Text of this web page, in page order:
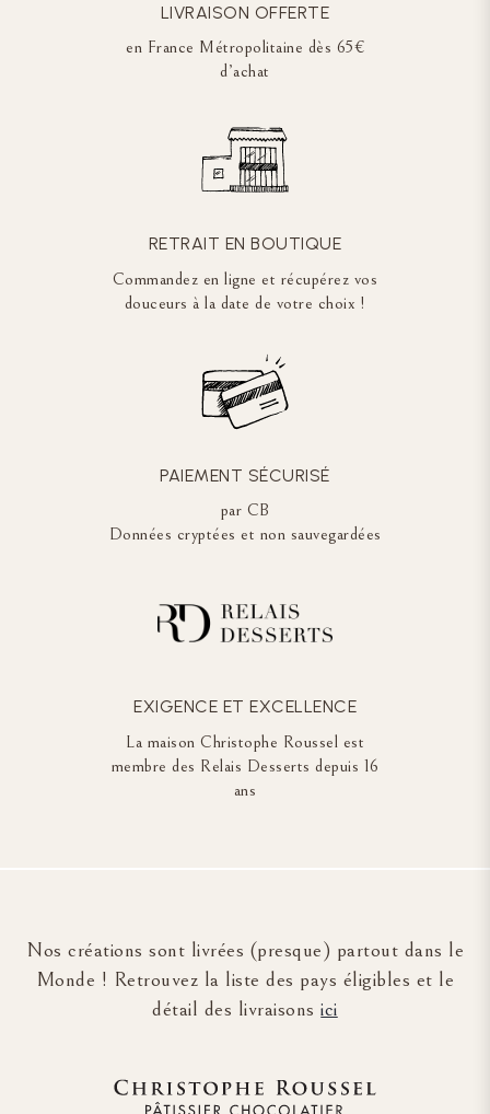
LIVRAISON OFFERTE
en France Métropolitaine dès 65€
d’achat
RETRAIT EN BOUTIQUE
Commandez en ligne et récupérez vos
douceurs à la date de votre choix !
PAIEMENT SÉCURISÉ
par CB
Données cryptées et non sauvegardées
EXIGENCE ET EXCELLENCE
La maison Christophe Roussel est
membre des Relais Desserts depuis 16
ans
Nos créations sont livrées (presque) partout dans le
Monde ! Retrouvez la liste des pays éligibles et le
détail des livraisonsici